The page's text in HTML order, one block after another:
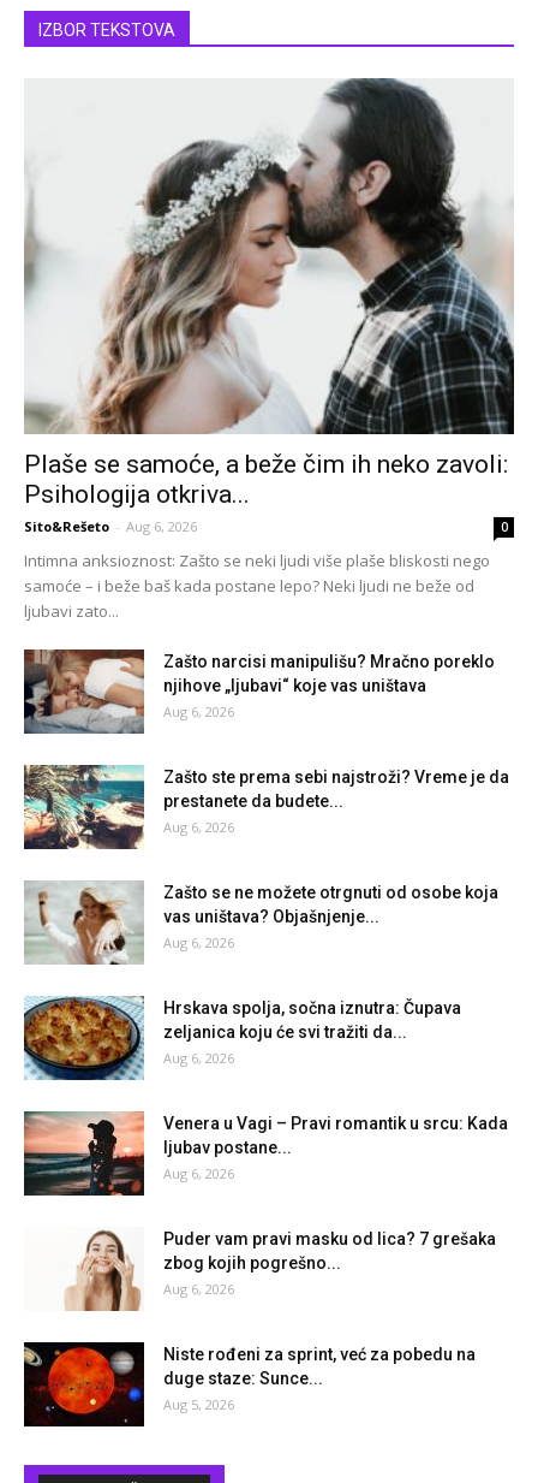
IZBOR TEKSTOVA
Plaše se samoće, a beže čim ih neko zavoli:
Psihologija otkriva...
Sito&Rešeto - Aug 6, 2026 0
Intimna anksioznost: Zašto se neki ljudi više plaše bliskosti nego
samoće – i beže baš kada postane lepo? Neki ljudi ne beže od
ljubavi zato...
Zašto narcisi manipulišu? Mračno poreklo
njihove „ljubavi“ koje vas uništava
Aug 6, 2026
Zašto ste prema sebi najstroži? Vreme je da
prestanete da budete...
Aug 6, 2026
Zašto se ne možete otrgnuti od osobe koja
vas uništava? Objašnjenje...
Aug 6, 2026
Hrskava spolja, sočna iznutra: Čupava
zeljanica koju će svi tražiti da...
Aug 6, 2026
Venera u Vagi – Pravi romantik u srcu: Kada
ljubav postane...
Aug 6, 2026
Puder vam pravi masku od lica? 7 grešaka
zbog kojih pogrešno...
Aug 6, 2026
Niste rođeni za sprint, već za pobedu na
duge staze: Sunce...
Aug 5, 2026